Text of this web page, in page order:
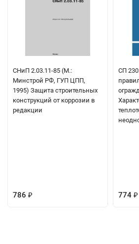
СНиП 2.03.11-85 (М.:
Минстрой РФ, ГУП ЦПП,
1995) Защита строительных
конструкций от коррозии в
редакции
786 ₽
СП
774 ₽